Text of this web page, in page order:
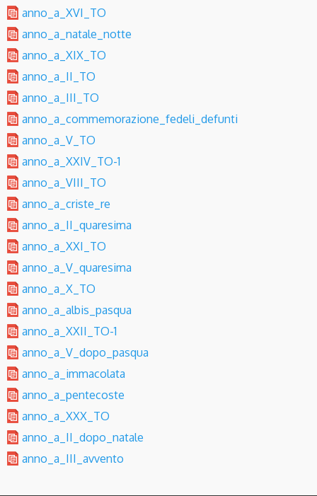
anno_a_XVI_TO
anno_a_natale_notte
anno_a_XIX_TO
anno_a_II_TO
anno_a_III_TO
anno_a_commemorazione_fedeli_defunti
anno_a_V_TO
anno_a_XXIV_TO-1
anno_a_VIII_TO
anno_a_criste_re
anno_a_II_quaresima
anno_a_XXI_TO
anno_a_V_quaresima
anno_a_X_TO
anno_a_albis_pasqua
anno_a_XXII_TO-1
anno_a_V_dopo_pasqua
anno_a_immacolata
anno_a_pentecoste
anno_a_XXX_TO
anno_a_II_dopo_natale
anno_a_III_avvento